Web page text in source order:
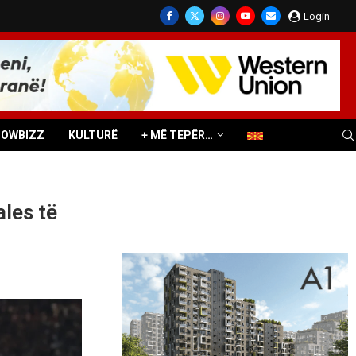
Login
KULTURË + MË TEPËR…
të